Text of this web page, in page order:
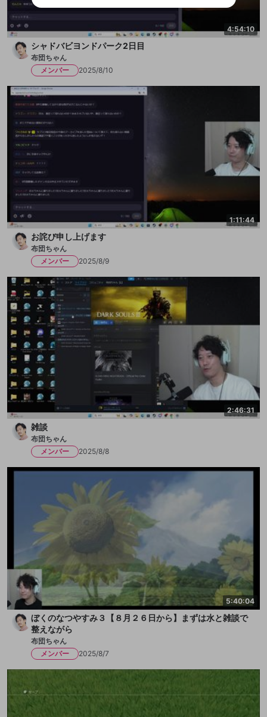
4:54:10
シャドバビヨンドパーク2日目
布団ちゃん
メンバー
2025/8/10
1:11:44
お詫び申し上げます
布団ちゃん
メンバー
2025/8/9
2:46:31
雑談
布団ちゃん
メンバー
2025/8/8
5:40:04
ぼくのなつやすみ３【８月２６日から】まずは水と雑談で
整えながら
布団ちゃん
メンバー
2025/8/7
プライバシーポリシー
サービスとのID連携に関する同意事項に同意頂いた上
で、次にお進みください
アカウント作成
mellow-fanからのお得な情報をメールで受
プライバシーポリシー
サービスとのID連携に関する同意事項に同意頂いた上
で、次にお進みください
ねずみ講やマルチ商法
誤解を招く配信設定
ゲームの録画禁止区域の配信
改造版・海賊版ソフトの配信
その他の問題
閉じる
外部サービスとのID連携に関する同意事項
Discordとは？